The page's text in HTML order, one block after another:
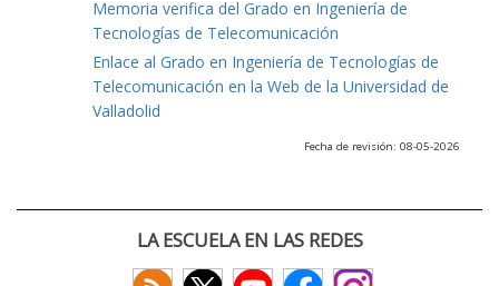
Memoria verifica del Grado en Ingeniería de
Tecnologías de Telecomunicación
Enlace al Grado en Ingeniería de Tecnologías de
Telecomunicación en la Web de la Universidad de
Valladolid
Fecha de revisión: 08-05-2026
LA ESCUELA EN LAS REDES